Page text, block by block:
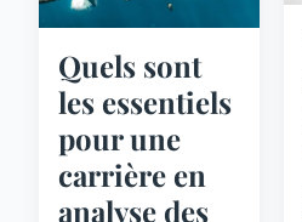
Quels sont
les essentiels
pour une
carrière en
analyse des